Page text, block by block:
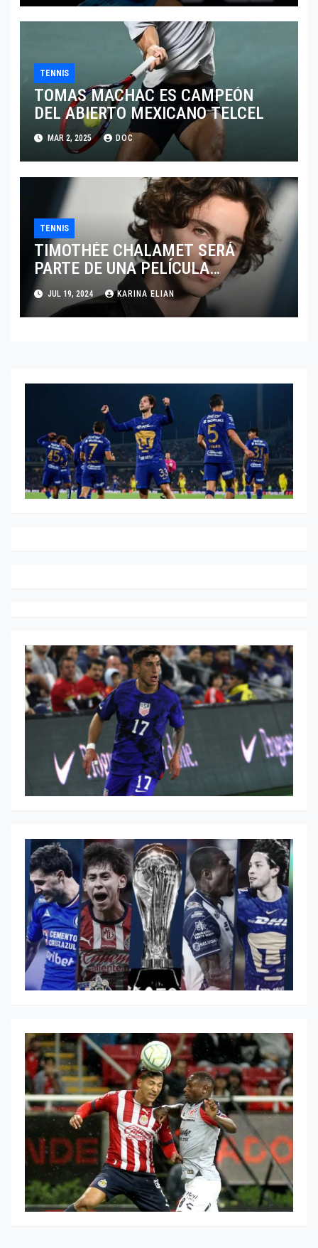
TENNIS
TOMAS MACHAC ES CAMPEÓN
DEL ABIERTO MEXICANO TELCEL
MAR 2, 2025 DOC
TENNIS
TIMOTHÉE CHALAMET SERÁ
PARTE DE UNA PELÍCULA
ADENTRADA EN EL MUNDO DEL
PING PONG
JUL 19, 2024 KARINA ELIAN